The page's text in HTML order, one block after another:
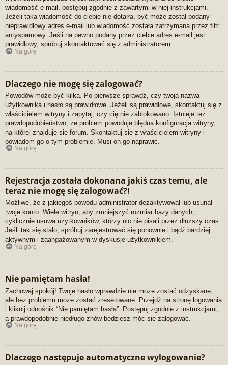
wiadomość e-mail, postępuj zgodnie z zawartymi w niej instrukcjami.
Jeżeli taka wiadomość do ciebie nie dotarła, być może został podany
nieprawidłowy adres e-mail lub wiadomość została zatrzymana przez filtr
antyspamowy. Jeśli na pewno podany przez ciebie adres e-mail jest
prawidłowy, spróbuj skontaktować się z administratorem.
Na górę
Dlaczego nie mogę się zalogować?
Powodów może być kilka. Po pierwsze sprawdź, czy twoja nazwa
użytkownika i hasło są prawidłowe. Jeżeli są prawidłowe, skontaktuj się z
właścicielem witryny i zapytaj, czy cię nie zablokowano. Istnieje też
prawdopodobieństwo, że problem powoduje błędna konfiguracja witryny,
na której znajduje się forum. Skontaktuj się z właścicielem witryny i
powiadom go o tym problemie. Musi on go naprawić.
Na górę
Rejestracja została dokonana jakiś czas temu, ale
teraz nie mogę się zalogować?!
Możliwe, że z jakiegoś powodu administrator dezaktywował lub usunął
twoje konto. Wiele witryn, aby zmniejszyć rozmiar bazy danych,
cyklicznie usuwa użytkowników, którzy nic nie pisali przez dłuższy czas.
Jeśli tak się stało, spróbuj zarejestrować się ponownie i bądź bardziej
aktywnym i zaangażowanym w dyskusje użytkownikiem.
Na górę
Nie pamiętam hasła!
Zachowaj spokój! Twoje hasło wprawdzie nie może zostać odzyskane,
ale bez problemu może zostać zresetowane. Przejdź na stronę logowania
i kliknij odnośnik “Nie pamiętam hasła”. Postępuj zgodnie z instrukcjami,
a prawdopodobnie niedługo znów będziesz móc się zalogować.
Na górę
Dlaczego następuje automatyczne wylogowanie?